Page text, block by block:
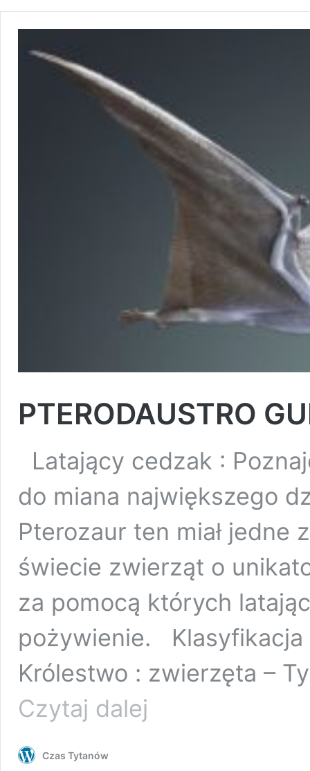
PTERODAUSTRO
Latający cedzak :
do miana największego
Pterozaur ten miał jedne
świecie zwierząt o
za pomocą których
pożywienie. Klasyfikacja
Królestwo : zwierzęta –
Czytaj dalej
Czas Tytanów